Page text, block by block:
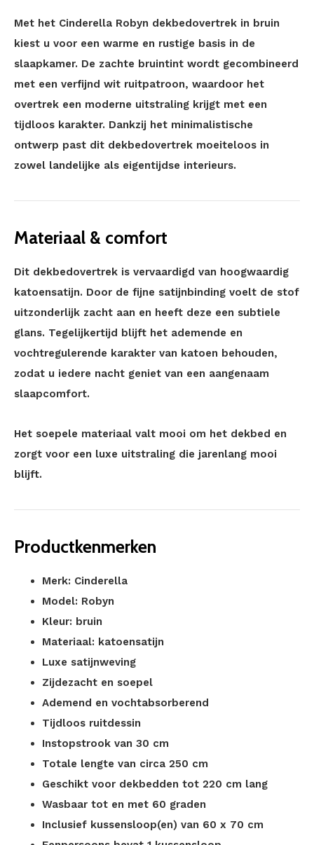
Met het Cinderella Robyn dekbedovertrek in bruin
kiest u voor een warme en rustige basis in de
slaapkamer. De zachte bruintint wordt gecombineerd
met een verfijnd wit ruitpatroon, waardoor het
overtrek een moderne uitstraling krijgt met een
tijdloos karakter. Dankzij het minimalistische
ontwerp past dit dekbedovertrek moeiteloos in
zowel landelijke als eigentijdse interieurs.
Materiaal & comfort
Dit dekbedovertrek is vervaardigd van hoogwaardig
katoensatijn. Door de fijne satijnbinding voelt de stof
uitzonderlijk zacht aan en heeft deze een subtiele
glans. Tegelijkertijd blijft het ademende en
vochtregulerende karakter van katoen behouden,
zodat u iedere nacht geniet van een aangenaam
slaapcomfort.
Het soepele materiaal valt mooi om het dekbed en
zorgt voor een luxe uitstraling die jarenlang mooi
blijft.
Productkenmerken
Merk: Cinderella
Model: Robyn
Kleur: bruin
Materiaal: katoensatijn
Luxe satijnweving
Zijdezacht en soepel
Ademend en vochtabsorberend
Tijdloos ruitdessin
Instopstrook van 30 cm
Totale lengte van circa 250 cm
Geschikt voor dekbedden tot 220 cm lang
Wasbaar tot en met 60 graden
Inclusief kussensloop(en) van 60 x 70 cm